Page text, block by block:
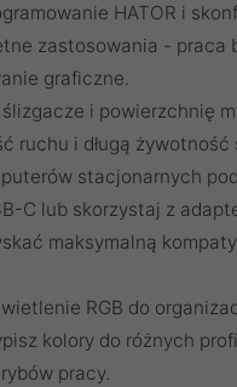
HATOR i
zastosowania - praca
graficzne.
i powierzchnię
ruchu i długą żywotność
stacjonarnych
C lub skorzystaj z
maksymalną
RGB do
kolory do różnych
pracy.